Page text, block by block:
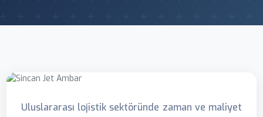
Uluslararası lojistik sektöründe zaman ve maliyet